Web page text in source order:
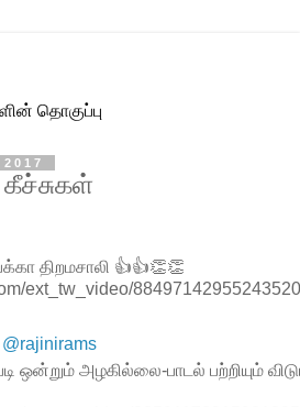
தொகுப்பு
திறமசாலி 👍👍👏👏
ext_tw_video/
@rajinirams
அழகில்லை-பாடல் பற்றியும்